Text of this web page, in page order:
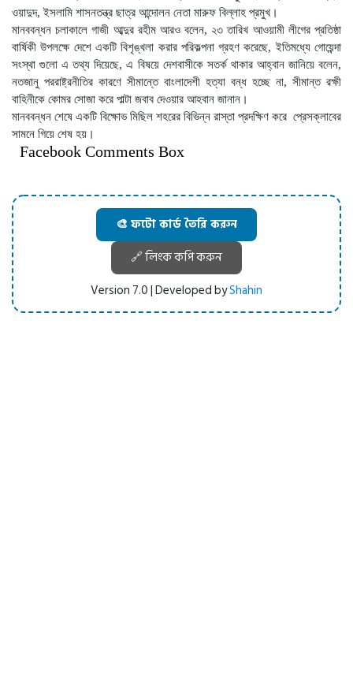
ওয়াদুদ, ইসলামি শাসনতন্ত্র ছাত্র আন্দোলন নেতা মারুফ বিল্লাহ প্রমুখ।
মানববন্ধন চলাকালে গাজী আব্দুর রহীম আরও বলেন, ২৩ তারিখ আওয়ামী লীগের প্রতিষ্ঠা
বার্ষিকী উপলক্ষে দেশে একটি বিশৃঙ্খলা করার পরিকল্পনা গ্রহণ করেছে, ইতিমধ্যে গোয়েন্দা
সংস্থা গুলো এ তথ্য দিয়েছে, এ বিষয়ে দেশবাসীকে সতর্ক থাকার আহ্বান জানিয়ে বলেন,
নতজানু পররাষ্ট্রনীতির কারণে সীমান্তে বাংলাদেশী হত্যা বন্ধ হচ্ছে না, সীমান্ত রক্ষী
বাহিনীকে কোমর সোজা করে পাল্টা জবাব দেওয়ার আহবান জানান।
মানববন্ধন শেষে একটি বিক্ষোভ মিছিল শহরের বিভিন্ন রাস্তা প্রদক্ষিণ করে প্রেসক্লাবের
সামনে গিয়ে শেষ হয়।
Facebook Comments Box
🎨 ফটো কার্ড তৈরি করুন
🔗 লিংক কপি করুন
Version 7.0 | Developed byShahin